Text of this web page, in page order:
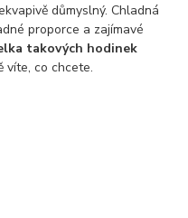
důmyslný. Chladná
proporce a zajímavé
takových hodinek
víte, co chcete.